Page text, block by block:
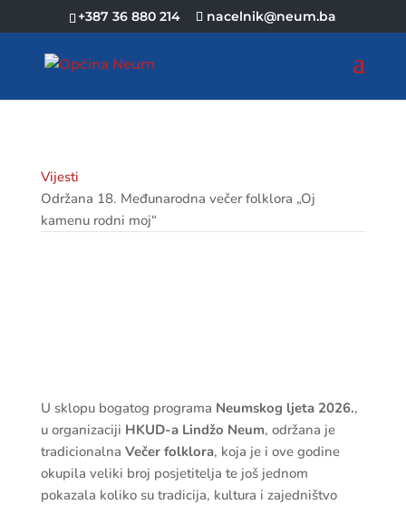
+387 36 880 214 nacelnik@neum.ba
Vijesti
Održana 18. Međunarodna večer folklora „Oj
kamenu rodni moj“
U sklopu bogatog programa Neumskog ljeta 2026.,
u organizaciji HKUD-a Lindžo Neum, održana je
tradicionalna Večer folklora, koja je i ove godine
okupila veliki broj posjetitelja te još jednom
pokazala koliko su tradicija, kultura i zajedništvo